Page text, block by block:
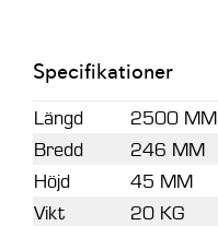
2500
mm
mängd
Specifikationer
Längd
2500 MM
Bredd
246 MM
Höjd
45 MM
Vikt
20 KG